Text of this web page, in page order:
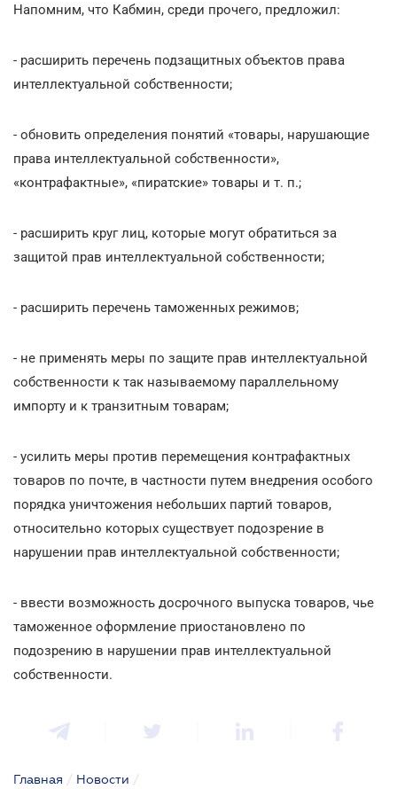
Напомним, что Кабмин, среди прочего, предложил:
- расширить перечень подзащитных объектов права
интеллектуальной собственности;
- обновить определения понятий «товары, нарушающие
права интеллектуальной собственности»,
«контрафактные», «пиратские» товары и т. п.;
- расширить круг лиц, которые могут обратиться за
защитой прав интеллектуальной собственности;
- расширить перечень таможенных режимов;
- не применять меры по защите прав интеллектуальной
собственности к так называемому параллельному
импорту и к транзитным товарам;
- усилить меры против перемещения контрафактных
товаров по почте, в частности путем внедрения особого
порядка уничтожения небольших партий товаров,
относительно которых существует подозрение в
нарушении прав интеллектуальной собственности;
- ввести возможность досрочного выпуска товаров, чье
таможенное оформление приостановлено по
подозрению в нарушении прав интеллектуальной
собственности.
Главная / Новости /